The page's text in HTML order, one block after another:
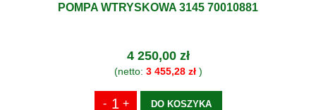
POMPA WTRYSKOWA 3145 70010881
4 250,00 zł
(netto: 3 455,28 zł)
DO KOSZYKA